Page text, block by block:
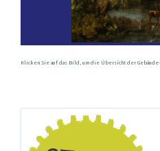
Klicken Sie auf das Bild, um die Übersicht der